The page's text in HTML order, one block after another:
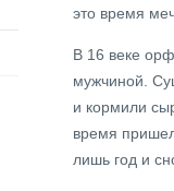
это время
В 16 веке
мужчиной.
и кормили
время
лишь год и